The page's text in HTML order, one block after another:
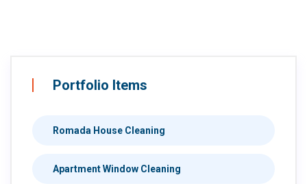
Portfolio Items
Romada House Cleaning
Apartment Window Cleaning